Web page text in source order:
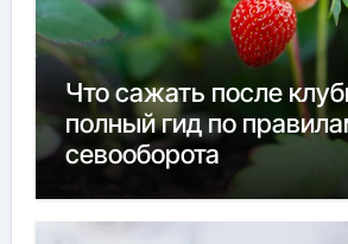
Что сажать после
полный гид по
севооборота